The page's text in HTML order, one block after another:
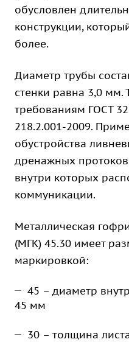
обусловлен
конструкции,
более.
Диаметр трубы
стенки равна 3,0 мм.
требованиям ГОСТ
218.2.001-2009.
обустройства
дренажных
внутри которых
коммуникации.
Металлическая
(МГК) 45.30 имеет
маркировкой:
45 – диаметр
45 мм
30 – толщина